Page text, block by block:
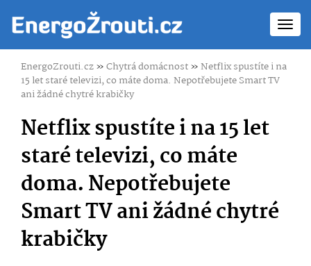
EnergoZrouti.cz»Chytrá domácnost»Netflix spustíte i na
15 let staré televizi, co máte doma. Nepotřebujete Smart TV
ani žádné chytré krabičky
Netflix spustíte i na 15 let
staré televizi, co máte
doma. Nepotřebujete
Smart TV ani žádné chytré
krabičky